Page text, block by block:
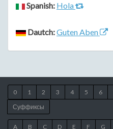
Spanish: Hola
Dautch:Guten Aben
0 1 2 3 4 5 6
Суффиксы
A B C D E F G